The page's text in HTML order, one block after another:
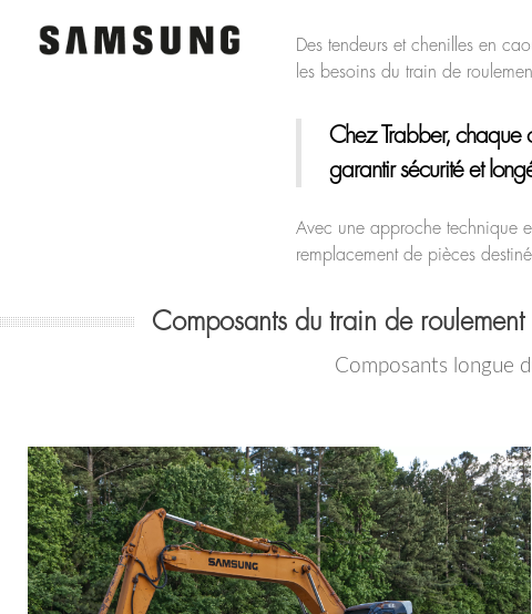
Des tendeurs et chenilles en
les besoins du train de
Chez Trabber, chaque
garantir sécurité et
Avec une approche technique
remplacement de pièces
Composants du train de
Composants longue